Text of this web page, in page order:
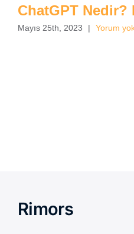
ChatGPT Nedir?
Mayıs 25th, 2023 | Yorum
Rimors